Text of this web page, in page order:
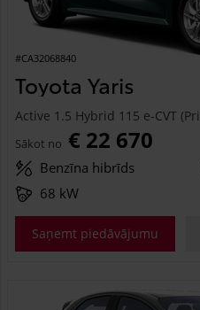
#CA32068840
Toyota Yaris
Active 1.5 Hybrid 115 e-CVT
Sākot no € 22 670
Benzīna hibrīds
68 kW
Saņemt piedāvājumu